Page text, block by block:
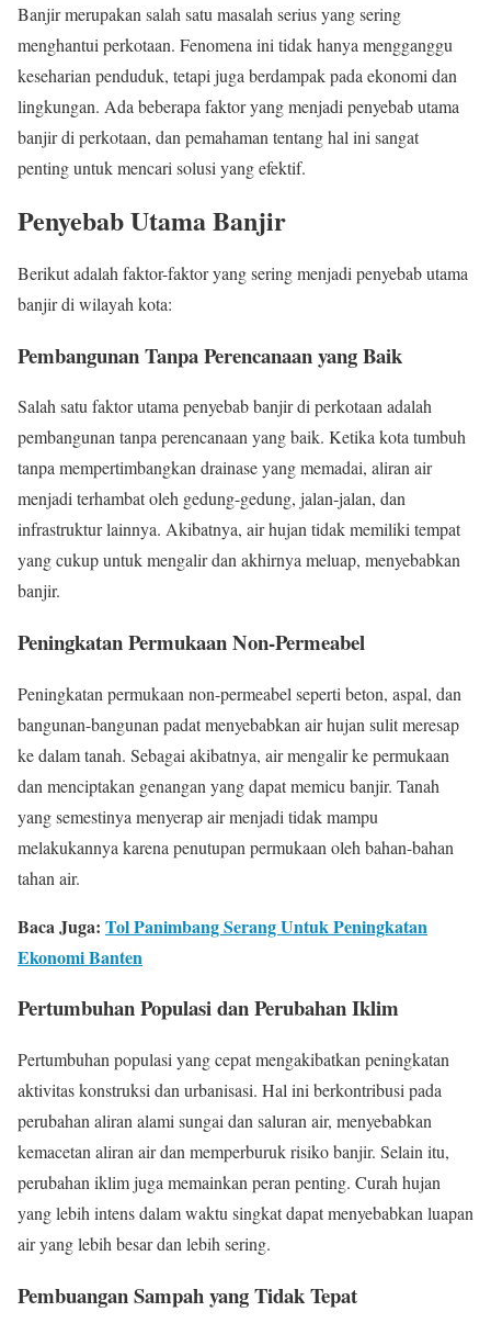
Banjir merupakan salah satu masalah serius yang sering
menghantui perkotaan. Fenomena ini tidak hanya mengganggu
keseharian penduduk, tetapi juga berdampak pada ekonomi dan
lingkungan. Ada beberapa faktor yang menjadi penyebab utama
banjir di perkotaan, dan pemahaman tentang hal ini sangat
penting untuk mencari solusi yang efektif.
Penyebab Utama Banjir
Berikut adalah faktor-faktor yang sering menjadi penyebab utama
banjir di wilayah kota:
Pembangunan Tanpa Perencanaan yang Baik
Salah satu faktor utama penyebab banjir di perkotaan adalah
pembangunan tanpa perencanaan yang baik. Ketika kota tumbuh
tanpa mempertimbangkan drainase yang memadai, aliran air
menjadi terhambat oleh gedung-gedung, jalan-jalan, dan
infrastruktur lainnya. Akibatnya, air hujan tidak memiliki tempat
yang cukup untuk mengalir dan akhirnya meluap, menyebabkan
banjir.
Peningkatan Permukaan Non-Permeabel
Peningkatan permukaan non-permeabel seperti beton, aspal, dan
bangunan-bangunan padat menyebabkan air hujan sulit meresap
ke dalam tanah. Sebagai akibatnya, air mengalir ke permukaan
dan menciptakan genangan yang dapat memicu banjir. Tanah
yang semestinya menyerap air menjadi tidak mampu
melakukannya karena penutupan permukaan oleh bahan-bahan
tahan air.
Baca Juga: Tol Panimbang Serang Untuk Peningkatan
Ekonomi Banten
Pertumbuhan Populasi dan Perubahan Iklim
Pertumbuhan populasi yang cepat mengakibatkan peningkatan
aktivitas konstruksi dan urbanisasi. Hal ini berkontribusi pada
perubahan aliran alami sungai dan saluran air, menyebabkan
kemacetan aliran air dan memperburuk risiko banjir. Selain itu,
perubahan iklim juga memainkan peran penting. Curah hujan
yang lebih intens dalam waktu singkat dapat menyebabkan luapan
air yang lebih besar dan lebih sering.
Pembuangan Sampah yang Tidak Tepat